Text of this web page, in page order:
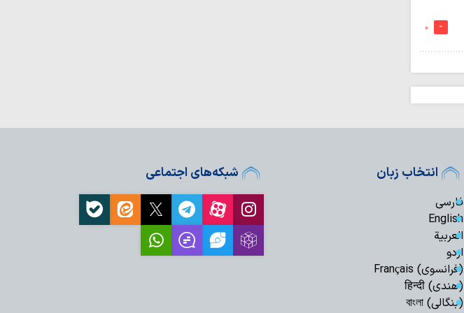
0
مقابل کنسولگری ایران در کربلا…
اربعین تجلی «اخلاص تشکیلاتی» و ثمره
اعزام کاروان ۲۰۰ نفره نوجوانان کهگیلویه و
بویراحمدی به طریق الحسین…
انتخاب زبان
فارسی
English
العربیة
اردو
(فرانسوی) Français
(هندی) हिन्दी
(بنگالی) বাংলা
شبکه‌های اجتماعی